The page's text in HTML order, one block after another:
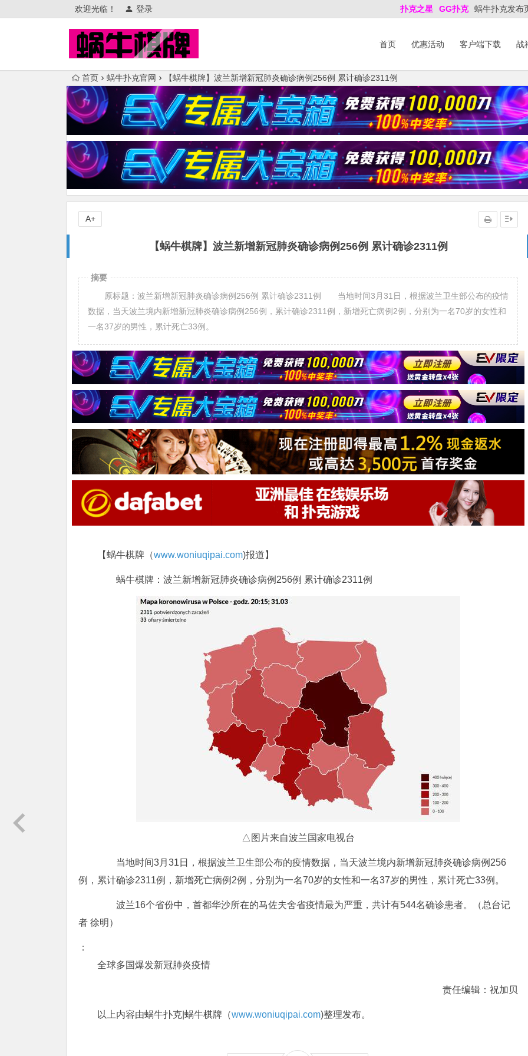
欢迎光临！ 登录 扑克之星 GG扑克 蜗牛扑克发布
首页 优惠活动 客户端下载 战
首页 蜗牛扑克官网 【蜗牛棋牌】波兰新增新冠肺炎确诊病例256例 累计确诊2311例
【蜗牛棋牌】波兰新增新冠肺炎确诊病例256例 累计确诊2311例
A+
摘要
原标题：波兰新增新冠肺炎确诊病例256例 累计确诊2311例 当地时间3月31日，根据波兰卫生部公布的疫情
数据，当天波兰境内新增新冠肺炎确诊病例256例，累计确诊2311例，新增死亡病例2例，分别为一名70岁的女性和
一名37岁的男性，累计死亡33例。
【蜗牛棋牌（www.woniuqipai.com)报道】
蜗牛棋牌：波兰新增新冠肺炎确诊病例256例 累计确诊2311例
△图片来自波兰国家电视台
当地时间3月31日，根据波兰卫生部公布的疫情数据，当天波兰境内新增新冠肺炎确诊病例256
例，累计确诊2311例，新增死亡病例2例，分别为一名70岁的女性和一名37岁的男性，累计死亡33例。
波兰16个省份中，首都华沙所在的马佐夫舍省疫情最为严重，共计有544名确诊患者。（总台记
者 徐明）
：
全球多国爆发新冠肺炎疫情
责任编辑：祝加贝
以上内容由蜗牛扑克|蜗牛棋牌（www.woniuqipai.com)整理发布。